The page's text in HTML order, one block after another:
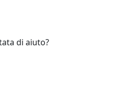
di aiuto?